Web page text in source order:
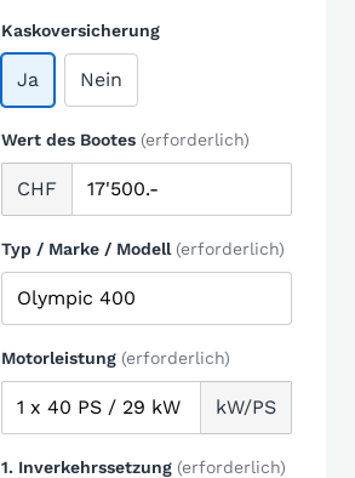
Kaskoversicherung
Ja Nein
Wert des Bootes (erforderlich)
CHF
Typ / Marke / Modell (erforderlich)
Motorleistung (erforderlich)
kW/PS
1. Inverkehrssetzung (erforderlich)